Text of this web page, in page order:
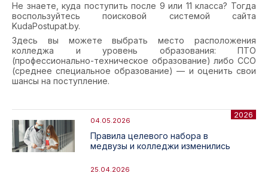
Не знаете, куда поступить после 9 или 11 класса? Тогда
воспользуйтесь поисковой системой сайта
KudaPostupat.by.
Здесь вы можете выбрать место расположения
колледжа и уровень образования: ПТО
(профессионально-техническое образование) либо ССО
(среднее специальное образование) — и оценить свои
шансы на поступление.
2026
04.05.2026
Правила целевого набора в
медвузы и колледжи изменились
25.04.2026